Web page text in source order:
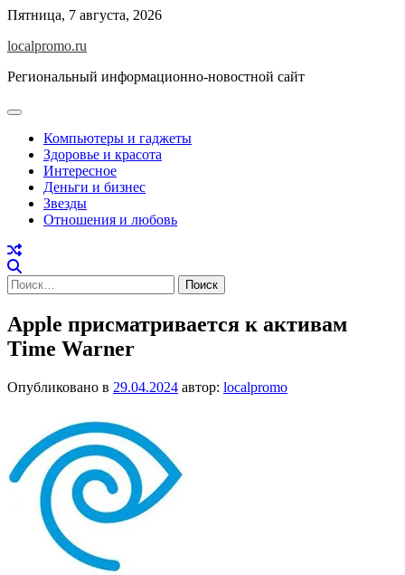
Перейти
содержимому
Пятница, 7 августа, 2026
localpromo.ru
Региональный информационно-новостной сайт
Компьютеры и гаджеты
Здоровье и красота
Интересное
Деньги и бизнес
Звезды
Отношения и любовь
Найти:
Apple присматривается к активам
Time Warner
Опубликовано в 29.04.2024 автор: localpromo